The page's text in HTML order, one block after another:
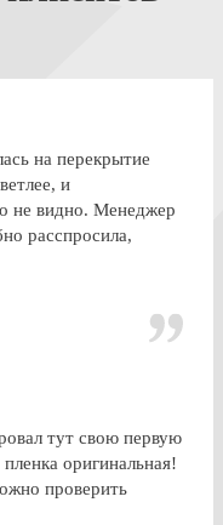
на перекрытие
и
не видно. Менеджер
расспросила,
опоздала к
готовая меня. Жаль,
тут свою первую
оригинальная!
проверить